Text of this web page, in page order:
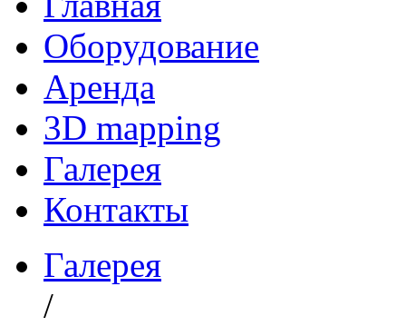
Оборудование
Аренда
3D mapping
Галерея
Контакты
Галерея
/